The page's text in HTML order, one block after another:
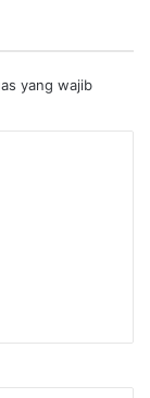
yang wajib